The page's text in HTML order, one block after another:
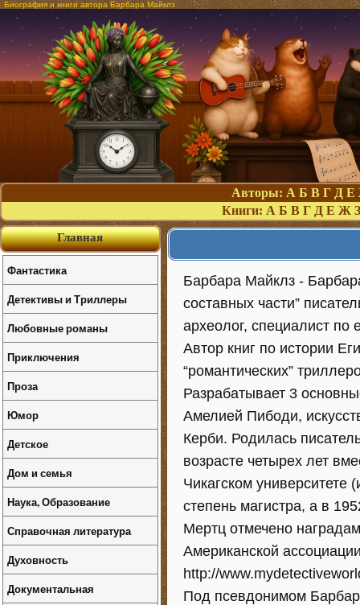
Биография и книги автора Барбара Майклз
Авторы: А Б В Г Д Е
Книги: А Б В Г Д Е Ж З
Барбара Майклз -
составных части”
археолог, специалист по
Автор книг по истории
“романтических”
Разрабатывает 3
Амелией Пибоди,
Керби. Родилась
возрасте четырех лет
Чикагском университете
степень магистра, а в
Мертц отмечено
Американской
http://
Под псевдонимом
Главная
Фантастика
Детективы и Триллеры
Любовные романы
Приключения
Проза
Юмор
Детское
Дом и семья
Наука, Образование
Справочная литература
Духовность
Документальная